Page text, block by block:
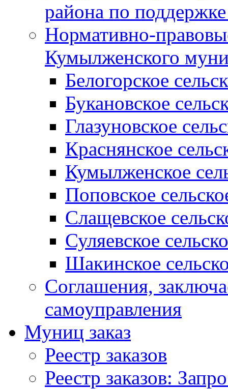
района по
Нормативно-
Кумылженского
Белогорское
Букановское
Глазуновское
Краснянское
Кумылженское
Поповское
Слащевское
Суляевское
Шакинское
Соглашения,
самоуправления
Муниц заказ
Реестр заказов
Реестр заказов: